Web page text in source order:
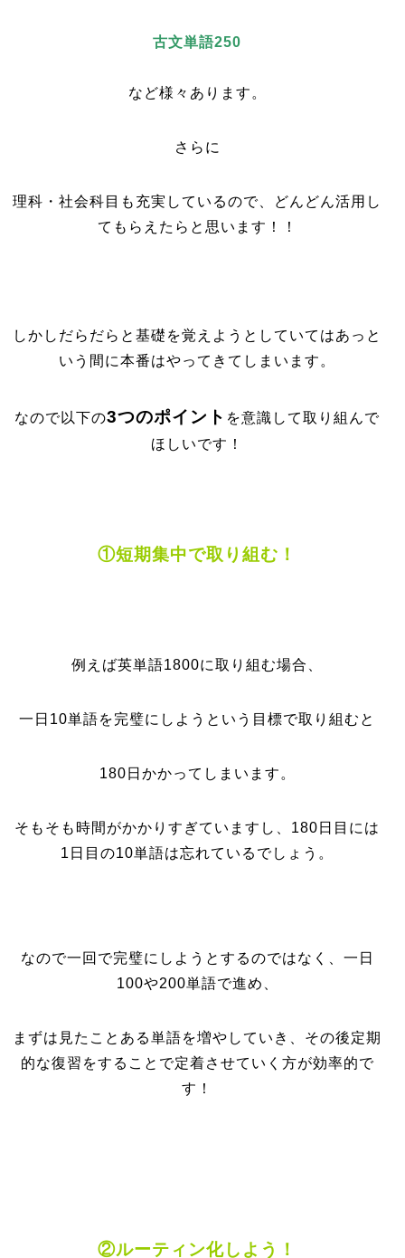
古文単語250
など様々あります。
さらに
理科・社会科目も充実しているので、どんどん活用し
てもらえたらと思います！！
しかしだらだらと基礎を覚えようとしていてはあっと
いう間に本番はやってきてしまいます。
なので以下の3つのポイント を意識して取り組んで
ほしいです！
①短期集中で取り組む！
例えば英単語1800に取り組む場合、
一日10単語を完璧にしようという目標で取り組むと
180日かかってしまいます。
そもそも時間がかかりすぎていますし、180日目には
1日目の10単語は忘れているでしょう。
なので一回で完璧にしようとするのではなく、一日
100や200単語で進め、
まずは見たことある単語を増やしていき、その後定期
的な復習をすることで定着させていく方が効率的で
す！
②ルーティン化しよう！